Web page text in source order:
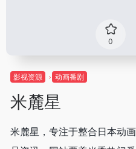
0
影视资源 动画番剧
米麓星
米麓星，专注于整合日本动